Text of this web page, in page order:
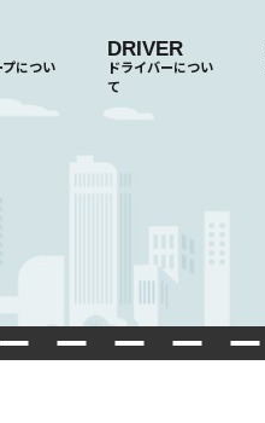
につい
DRIVER
ドライバーについ
て